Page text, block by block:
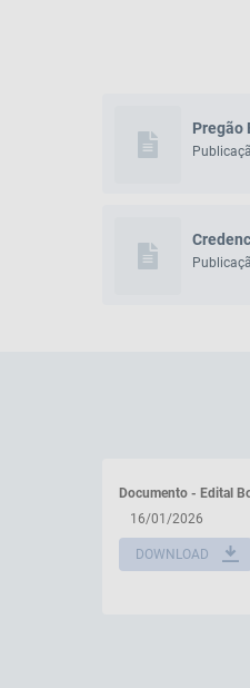
Pregão
Documento - Edital
16/01/2026
DOWNLOAD